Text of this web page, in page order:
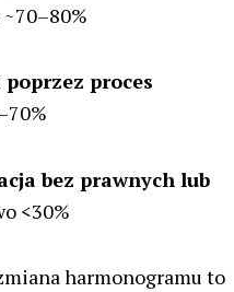
proces
bez prawnych lub
<30%
harmonogramu to